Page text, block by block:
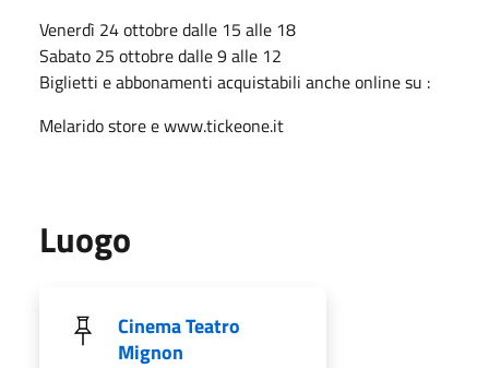
Venerdì 24 ottobre dalle 15 alle 18
Sabato 25 ottobre dalle 9 alle 12
Biglietti e abbonamenti acquistabili anche online su :
Melarido store e www.tickeone.it
Luogo
Cinema Teatro
Mignon